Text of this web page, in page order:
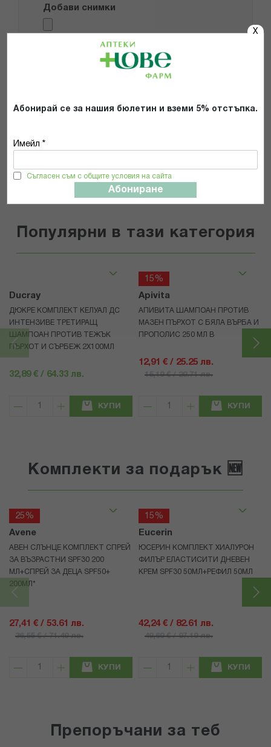
X
Абонирай се за нашия бюлетин и вземи 5% отстъпка.
Имейл *
Съгласен съм с общите условия на сайта
Абониране
Добави снимки
Препоръчвам продукта
Прочетох и се съгласявам с
Популярни в тази категория
Ducray
ДЮКРЕ КОМПЛЕКТ КЕЛУАЛ ДС
ИНТЕНЗИВЕ ТРЕТИРАЩ
ШАМПОАН ПРОТИВ ТЕЖЪК
ПЪРХОТ И СЪРБЕЖ 2Х100МЛ
32,89 € / 64.33 лв.
КУПИ
15%
Apivita
АПИВИТА ШАМПОАН ПРОТИВ
МАЗЕН ПЪРХОТ С БЯЛА ВЪРБА И
ПРОПОЛИС 250 МЛ В
12,91 € / 25.25 лв.
15,19 € / 29.71 лв.
КУПИ
Комплекти за подарък 🆕
25%
Avene
АВЕН СЛЪНЦЕ КОМПЛЕКТ СПРЕЙ
ЗА ВЪЗРАСТНИ SPF30 200
МЛ+СПРЕЙ ЗА ДЕЦА SPF50+
200МЛ*
27,41 € / 53.61 лв.
36,55 € / 71.49 лв.
КУПИ
15%
Eucerin
ЮСЕРИН КОМПЛЕКТ ХИАЛУРОН
ФИЛЪР ЕЛАСТИСИТИ ДНЕВЕН
КРЕМ SPF30 50МЛ+РЕФИЛ 50МЛ
42,24 € / 82.61 лв.
49,69 € / 97.19 лв.
КУПИ
Препоръчани за теб